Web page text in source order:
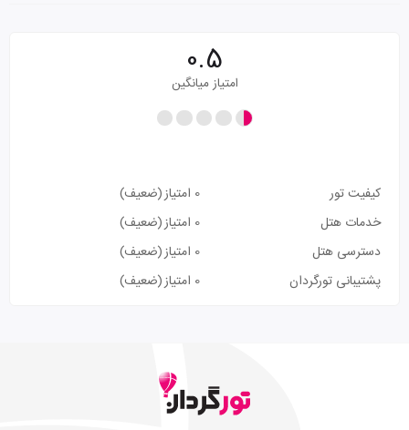
0.5
امتیاز میانگین
کیفیت تور 0 امتیاز
(ضعیف)
خدمات هتل
0 امتیاز
(ضعیف)
دسترسی هتل
0 امتیاز
(ضعیف)
پشتیبانی تورگردان
0 امتیاز (ضعیف)